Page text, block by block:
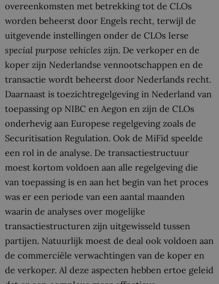
overeenkomsten met betrekking tot de CLOs
worden beheerst door Engels recht, terwijl de
uitgevende instellingen onder de CLOs Ierse
special purpose vehicles zijn. De verkoper en de
koper zijn Nederlandse vennootschappen en de
transactie wordt beheerst door Nederlands recht.
Daarnaast is toezichtregelgeving in Nederland van
toepassing op NIBC en Aegon en zijn de CLOs
onderhevig aan Europese regelgeving zoals de
Securitisation Regulation. Ook de MiFid speelde
een rol in de analyse. De transactiestructuur
moest kortom voldoen aan alle regelgeving die
van toepassing is en aan het begin van het proces
was er een periode van een aantal maanden
waarin de analyses over mogelijke
transactiestructuren zijn uitgewisseld tussen
partijen. Natuurlijk moest de deal ook voldoen aan
de commerciële verwachtingen van de koper en
de verkoper. Al deze aspecten hebben ertoe geleid